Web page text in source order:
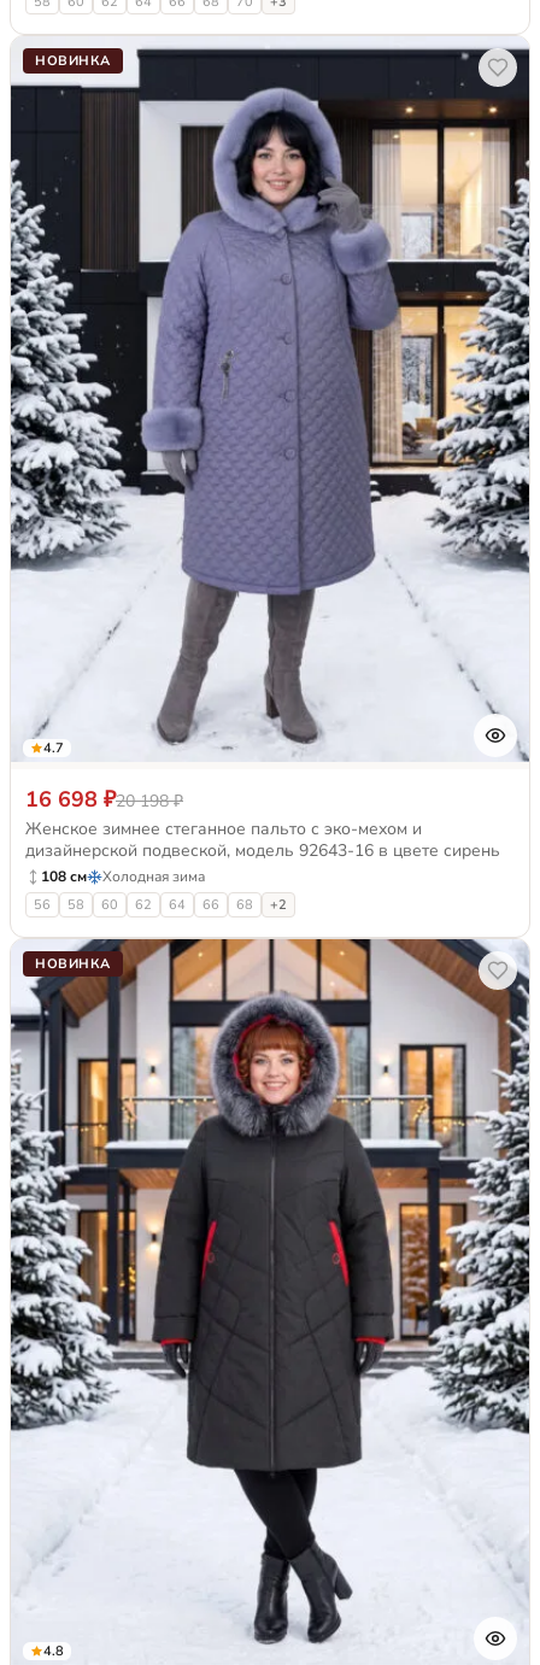
НОВИНКА
4.7
16 698 ₽20 198 ₽
Женское зимнее стеганное пальто с эко-мехом и
дизайнерской подвеской, модель 92643-16 в цвете сирень
108 см Холодная зима
56 58 60 62 64 66 68 +2
НОВИНКА
4.8